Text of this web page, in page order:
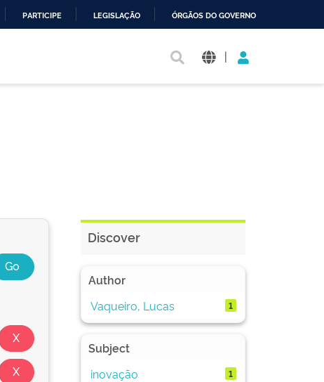
PARTICIPE LEGISLAÇÃO ÓRGÃOS DO GOVERNO
|
Discover
Author
Vaqueiro, Lucas
1
Subject
inovação
1